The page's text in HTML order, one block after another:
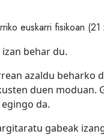
euskarri fisikoan
izan behar du.
azaldu beharko
duen moduan.
da.
gabeak